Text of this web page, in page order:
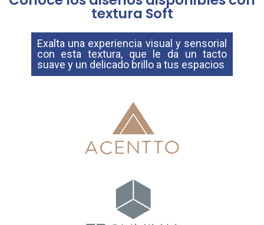
textura Soft
Exalta una experiencia visual y sensorial
con esta textura, que le da un tacto
suave y un delicado brillo a tus espacios